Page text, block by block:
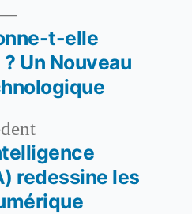
Article
précédent :
redessine les
Article
suivant :
t-elle
Un Nouveau